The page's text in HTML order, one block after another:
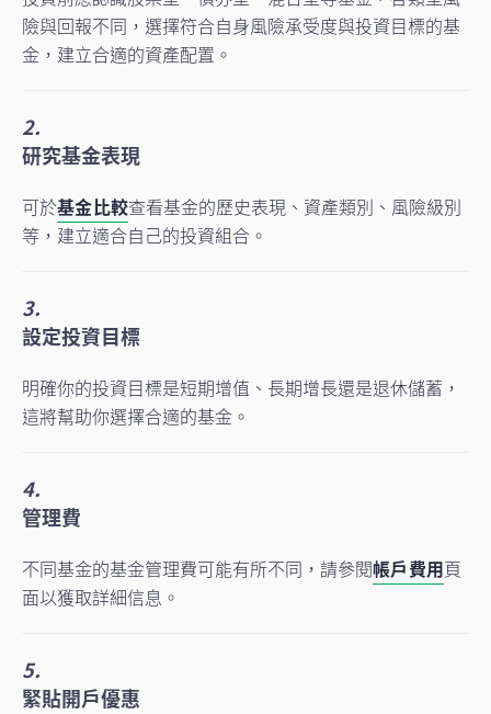
險與回報不同，選擇符合自身風險承受度與投資目標的基
金，建立合適的資產配置。
2.
研究基金表現
可於基金比較查看基金的歷史表現、資產類別、風險級別
等，建立適合自己的投資組合。
3.
設定投資目標
明確你的投資目標是短期增值、長期增長還是退休儲蓄，
這將幫助你選擇合適的基金。
4.
管理費
不同基金的基金管理費可能有所不同，請參閱帳戶費用頁
面以獲取詳細信息。
5.
緊貼開戶優惠